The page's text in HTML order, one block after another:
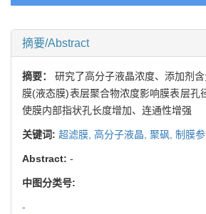
摘要/Abstract
摘要：研究了高分子液晶浓度、添加剂
膜(液态膜)表层聚合物浓度影响膜表层
使膜内部指状孔长度增加、连通性增强
关键词: 超滤膜, 高分子液晶, 聚砜, 制膜
Abstract: -
中图分类号:
-